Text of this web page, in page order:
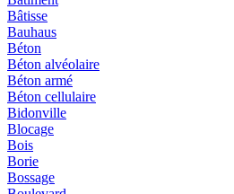
Bâtisse
Bauhaus
Béton
Béton alvéolaire
Béton armé
Béton cellulaire
Bidonville
Blocage
Bois
Borie
Bossage